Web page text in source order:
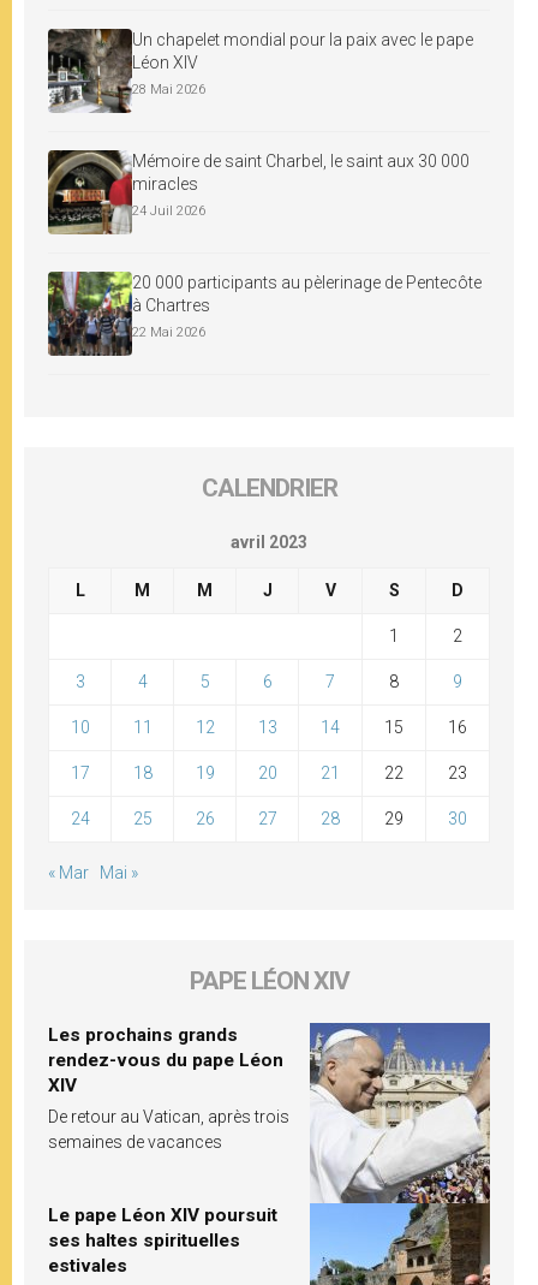
Un chapelet mondial pour la paix avec le pape
Léon XIV
28 Mai 2026
Mémoire de saint Charbel, le saint aux 30 000
miracles
24 Juil 2026
20 000 participants au pèlerinage de Pentecôte
à Chartres
22 Mai 2026
CALENDRIER
avril 2023
L M M J V S D
1 2
3 4 5 6 7 8 9
10 11 12 13 14 15 16
17 18 19 20 21 22 23
24 25 26 27 28 29 30
« Mar Mai »
PAPE LÉON XIV
Les prochains grands
rendez-vous du pape Léon
XIV
De retour au Vatican, après trois
semaines de vacances
Le pape Léon XIV poursuit
ses haltes spirituelles
estivales